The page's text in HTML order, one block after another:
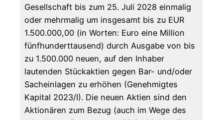
Gesellschaft bis zum 25. Juli 2028 einmalig
oder mehrmalig um insgesamt bis zu EUR
1.500.000,00 (in Worten: Euro eine Million
fünfhunderttausend) durch Ausgabe von bis
zu 1.500.000 neuen, auf den Inhaber
lautenden Stückaktien gegen Bar- und/oder
Sacheinlagen zu erhöhen (Genehmigtes
Kapital 2023/I). Die neuen Aktien sind den
Aktionären zum Bezug (auch im Wege des